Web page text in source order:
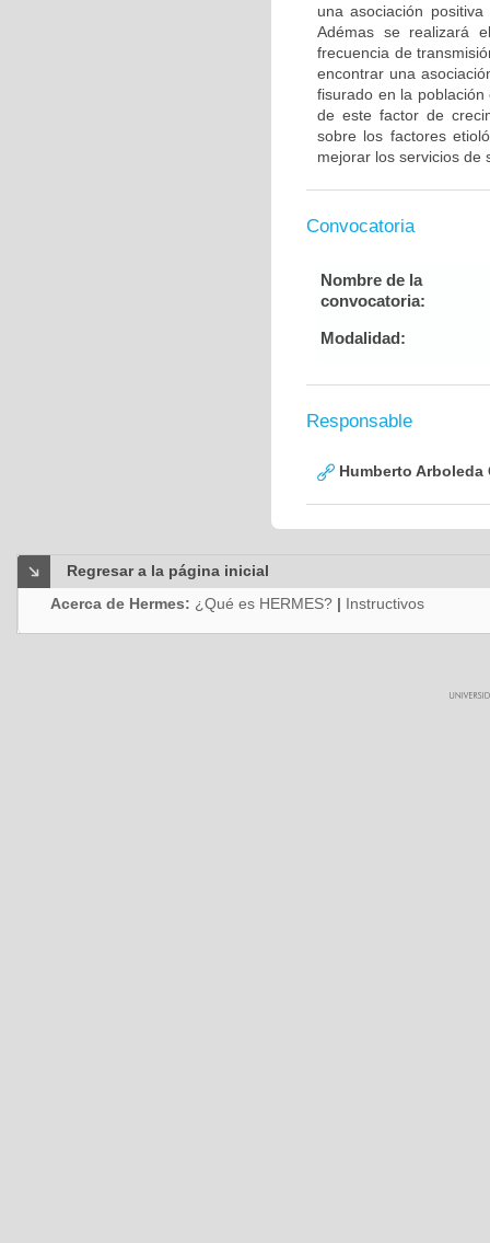
una asociación
Adémas se realizará
frecuencia de
encontrar una
fisurado en la
de este factor de
sobre los factores
mejorar los servicios de
Convocatoria
Nombre de la
convocatoria:
Modalidad:
Responsable
Humberto Arboleda
Regresar a la página inicial
Acerca de Hermes: ¿Qué es HERMES? | Instructivos